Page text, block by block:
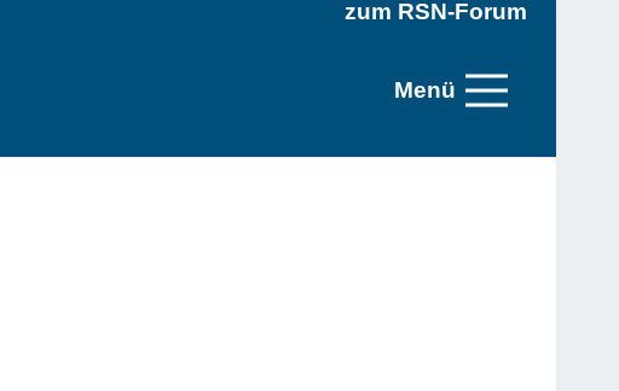
zum RSN-Forum
Menü